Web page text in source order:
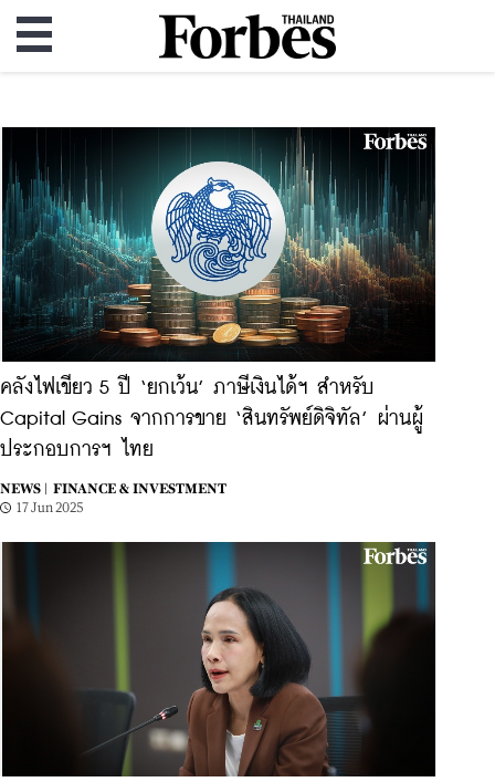
คลังไฟเขียว 5 ปี ‘ยกเว้น’ ภาษีเงินได้ฯ สำหรับ
Capital Gains จากการขาย ‘สินทรัพย์ดิจิทัล’ ผ่านผู้
ประกอบการฯ ไทย
NEWS |
FINANCE & INVESTMENT
17 Jun 2025